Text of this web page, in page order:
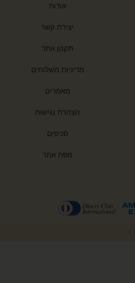
אודות
יצירת קשר
תקנון אתר
מדיניות משלוחים
מאמרים
הצהרת נגישות
סניפים
מפת אתר